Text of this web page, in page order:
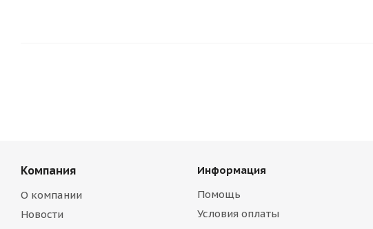
Компания
О компании
Новости
Информация
Помощь
Условия оплаты